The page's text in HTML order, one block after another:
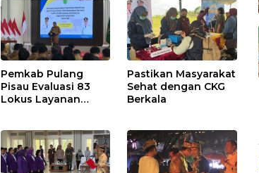
Pemkab Pulang
Pisau Evaluasi 83
Lokus Layanan
Pastikan Masyarakat
Sehat dengan CKG
Berkala